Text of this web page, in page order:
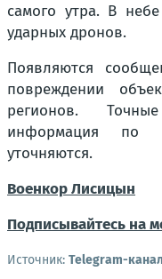
самого утра. В
ударных дронов.
Появляются
повреждении
регионов.
информация по
уточняются.
Военкор Лисицын
Подписывайтесь на
Источник: Telegram-